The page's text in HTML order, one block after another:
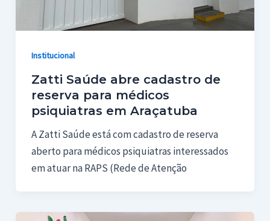
Institucional
Zatti Saúde abre cadastro de
reserva para médicos
psiquiatras em Araçatuba
A Zatti Saúde está com cadastro de reserva
aberto para médicos psiquiatras interessados
em atuar na RAPS (Rede de Atenção